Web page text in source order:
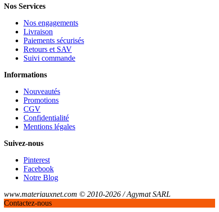
Nos Services
Nos engagements
Livraison
Paiements sécurisés
Retours et SAV
Suivi commande
Informations
Nouveautés
Promotions
CGV
Confidentialité
Mentions légales
Suivez-nous
Pinterest
Facebook
Notre Blog
www.materiauxnet.com © 2010-2026 / Agymat SARL
Contactez-nous